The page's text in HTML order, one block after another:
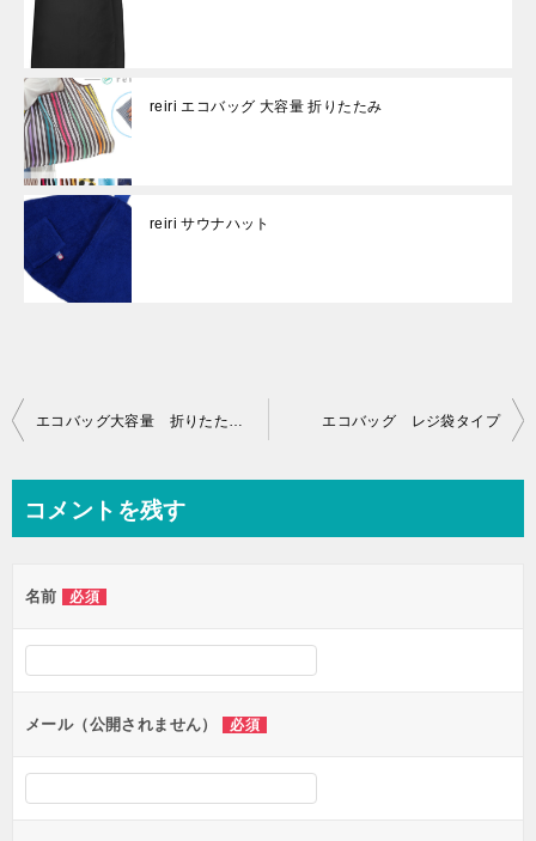
reiri エコバッグ 大容量 折りたたみ
reiri サウナハット
投
ビ
ー
シ
ン
エコバッグ大容量 折りたたみ方法【動画解説あります】 エコバッグ レジ袋タイプ
コメントを残す
名前 必須
メール（公開されません） 必須